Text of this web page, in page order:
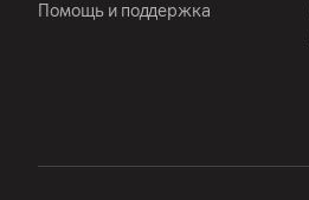
Помощь и поддержка